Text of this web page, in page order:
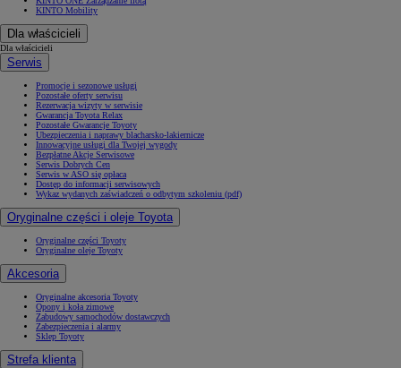
KINTO Mobility
Dla właścicieli
Dla właścicieli
Serwis
Promocje i sezonowe usługi
Pozostałe oferty serwisu
Rezerwacja wizyty w serwisie
Gwarancja Toyota Relax
Pozostałe Gwarancje Toyoty
Ubezpieczenia i naprawy blacharsko-lakiernicze
Innowacyjne usługi dla Twojej wygody
Bezpłatne Akcje Serwisowe
Serwis Dobrych Cen
Serwis w ASO się opłaca
Dostęp do informacji serwisowych
Wykaz wydanych zaświadczeń o odbytym szkoleniu (pdf)
Oryginalne części i oleje Toyota
Oryginalne części Toyoty
Oryginalne oleje Toyoty
Akcesoria
Oryginalne akcesoria Toyoty
Opony i koła zimowe
Zabudowy samochodów dostawczych
Zabezpieczenia i alarmy
Sklep Toyoty
Strefa klienta